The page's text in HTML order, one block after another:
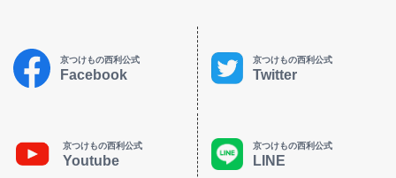
京つけもの西利公式
Facebook
京つけもの西利公式
Twitter
京つけもの西利公式
Youtube
京つけもの西利公式
LINE